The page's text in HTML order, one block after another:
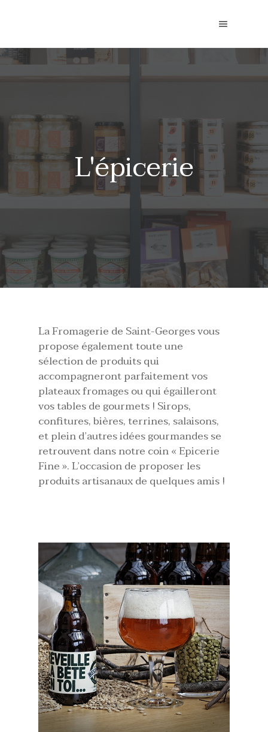
L'épicerie
La Fromagerie de Saint-Georges vous
propose également toute une
sélection de produits qui
accompagneront parfaitement vos
plateaux fromages ou qui égailleront
vos tables de gourmets ! Sirops,
confitures, bières, terrines, salaisons,
et plein d’autres idées gourmandes se
retrouvent dans notre coin « Epicerie
Fine ». L’occasion de proposer les
produits artisanaux de quelques amis !